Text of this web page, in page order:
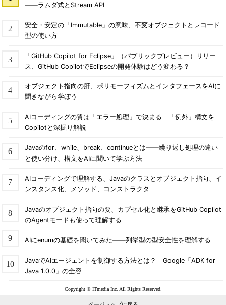
――ラムダ式とStream API
安全・安定の「Immutable」の意味、不変オブジェクトとレコード
型の使い方
「GitHub Copilot for Eclipse」（パブリックプレビュー）リリー
ス、GitHub CopilotでEclipseの開発体験はどう変わる？
オブジェクト指向の肝、ポリモーフィズムとインタフェースをAIに
聞きながら学ぼう
AIコーディングの質は「エラー処理」で決まる 「例外」構文を
Copilotと深掘り解説
Javaのfor、while、break、continueとは――繰り返し処理の違い
と使い分け、構文をAIに聞いて学ぶ方法
AIコーディングで理解する、Javaのクラスとオブジェクト指向、イ
ンスタンス化、メソッド、コンストラクタ
Javaのオブジェクト指向の要、カプセル化と継承をGitHub Copilot
のAgentモードも使って理解する
AIにenumの基礎を聞いてみた――列挙型の型安全性を理解する
JavaでAIエージェントを制御する方法とは？ Google「ADK for
Java 1.0.0」の全容
Copyright © ITmedia Inc. All Rights Reserved.